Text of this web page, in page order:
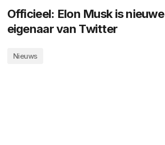
Officieel: Elon Musk is nieuwe
eigenaar van Twitter
Nieuws